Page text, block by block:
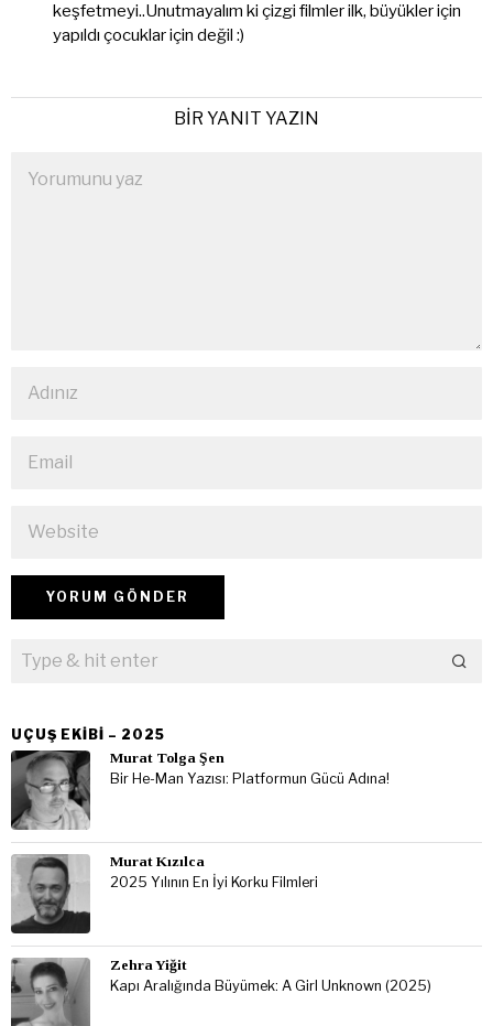
keşfetmeyi..Unutmayalım ki çizgi filmler ilk, büyükler için
yapıldı çocuklar için değil :)
BIR YANIT YAZIN
UÇUŞ EKIBI – 2025
Murat Tolga Şen
Bir He-Man Yazısı: Platformun Gücü Adına!
Murat Kızılca
2025 Yılının En İyi Korku Filmleri
Zehra Yiğit
Kapı Aralığında Büyümek: A Girl Unknown (2025)